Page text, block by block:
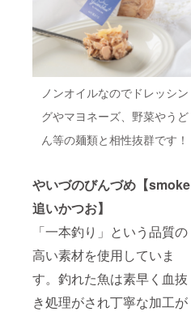
ノンオイルなのでドレッシン
グやマヨネーズ、野菜やうど
ん等の麺類と相性抜群です！
やいづのびんづめ【smoke
追いかつお】
「一本釣り」という品質の
高い素材を使用していま
す。釣れた魚は素早く血抜
き処理がされ丁寧な加工が